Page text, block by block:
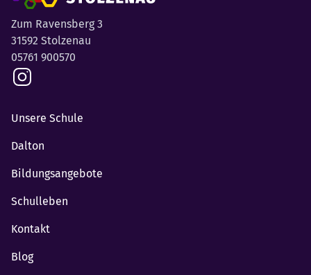
Zum Ravensberg 3
31592 Stolzenau
05761 900570
Unsere Schule
Dalton
Bildungsangebote
Schulleben
Kontakt
Blog